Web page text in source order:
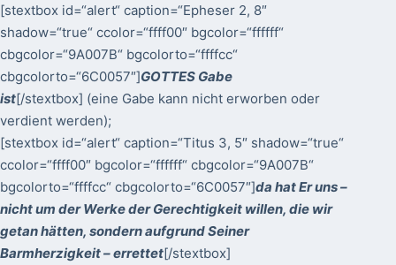
[stextbox id=“alert“ caption=“Epheser 2, 8″
shadow=“true“ ccolor=“ffff00″ bgcolor=“ffffff“
cbgcolor=“9A007B“ bgcolorto=“ffffcc“
cbgcolorto=“6C0057″]GOTTES Gabe
ist[/stextbox] (eine Gabe kann nicht erworben oder
verdient werden);
[stextbox id=“alert“ caption=“Titus 3, 5″ shadow=“true“
ccolor=“ffff00″ bgcolor=“ffffff“ cbgcolor=“9A007B“
bgcolorto=“ffffcc“ cbgcolorto=“6C0057″]da hat Er uns –
nicht um der Werke der Gerechtigkeit willen, die wir
getan hätten, sondern aufgrund Seiner
Barmherzigkeit – errettet[/stextbox]